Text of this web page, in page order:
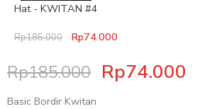
Hat - KWITAN #4
Rp185.000 Rp74.000
Rp185.000 Rp74.000
Basic Bordir Kwitan